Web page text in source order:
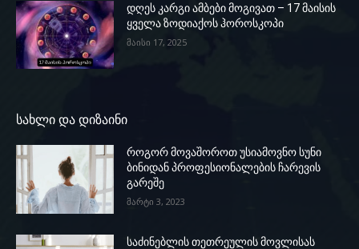
დღეს კარგი ამბები მოგივათ – 17 მაისის
ყველა ზოდიაქოს ჰოროსკოპი
მაისი 17, 2025
სახლი და დიზაინი
როგორ მოვაშოროთ უსიამოვნო სუნი
ბინიდან პროფესიონალების ჩარევის
გარეშე
მარტი 3, 2023
საძინებლის თეთრეულის მოვლისას